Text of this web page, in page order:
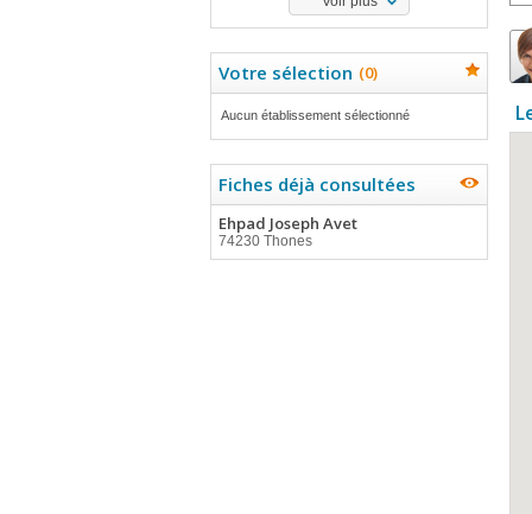
Votre sélection (0)
Aucun établissement sélectionné
Fiches déjà consultées
Ehpad Joseph Avet
74230 Thones